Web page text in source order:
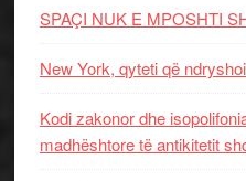
SPAÇI NUK E MPOSHTI
New York, qyteti që
Kodi zakonor dhe
madhështore të antikitetit